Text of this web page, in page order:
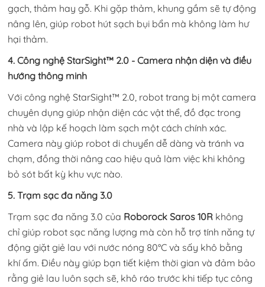
gạch, thảm hay gỗ. Khi gặp thảm, khung gầm sẽ tự động
nâng lên, giúp robot hút sạch bụi bẩn mà không làm hư
hại thảm.
4. Công nghệ StarSight™ 2.0 - Camera nhận diện và điều
hướng thông minh
Với công nghệ StarSight™ 2.0, robot trang bị một camera
chuyên dụng giúp nhận diện các vật thể, đồ đạc trong
nhà và lập kế hoạch làm sạch một cách chính xác.
Camera này giúp robot di chuyển dễ dàng và tránh va
chạm, đồng thời nâng cao hiệu quả làm việc khi không
bỏ sót bất kỳ khu vực nào.
5. Trạm sạc đa năng 3.0
Trạm sạc đa năng 3.0 của Roborock Saros 10R không
chỉ giúp robot sạc năng lượng mà còn hỗ trợ tính năng tự
động giặt giẻ lau với nước nóng 80°C và sấy khô bằng
khí ấm. Điều này giúp bạn tiết kiệm thời gian và đảm bảo
rằng giẻ lau luôn sạch sẽ, khô ráo trước khi tiếp tục công